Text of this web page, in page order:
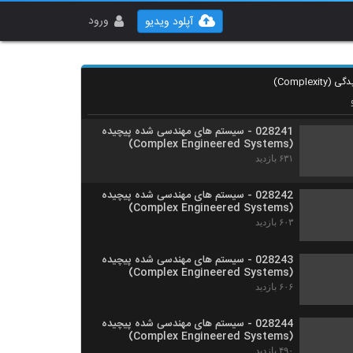
ورود آپلود ویدیو
028240 - سیستم های مهندسی شده پیچیده
(Complex Engineered Systems)
028241 - سیستم های مهندسی شده پیچیده
(Complex Engineered Systems)
۶۳۱ بازدید
028242 - سیستم های مهندسی شده پیچیده
(Complex Engineered Systems)
۶۰۳ بازدید
028243 - سیستم های مهندسی شده پیچیده
(Complex Engineered Systems)
۶۰۶ بازدید
028244 - سیستم های مهندسی شده پیچیده
(Complex Engineered Systems)